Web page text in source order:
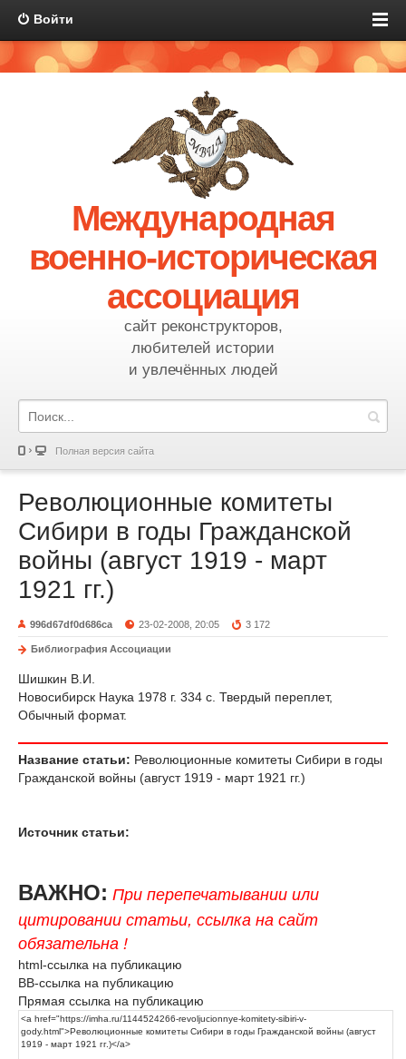
Войти
Международная
военно-историческая
ассоциация
сайт реконструкторов,
любителей истории
и увлечённых людей
Полная версия сайта
Революционные комитеты
Сибири в годы Гражданской
войны (август 1919 - март
1921 гг.)
996d67df0d686ca 23-02-2008, 20:05 3 172
Библиография Ассоциации
Шишкин В.И.
Новосибирск Наука 1978 г. 334 с. Твердый переплет,
Обычный формат.
Название статьи: Революционные комитеты Сибири в годы
Гражданской войны (август 1919 - март 1921 гг.)
Источник статьи:
ВАЖНО: При перепечатывании или
цитировании статьи, ссылка на сайт
обязательна !
html-ссылка на публикацию
BB-ссылка на публикацию
Прямая ссылка на публикацию